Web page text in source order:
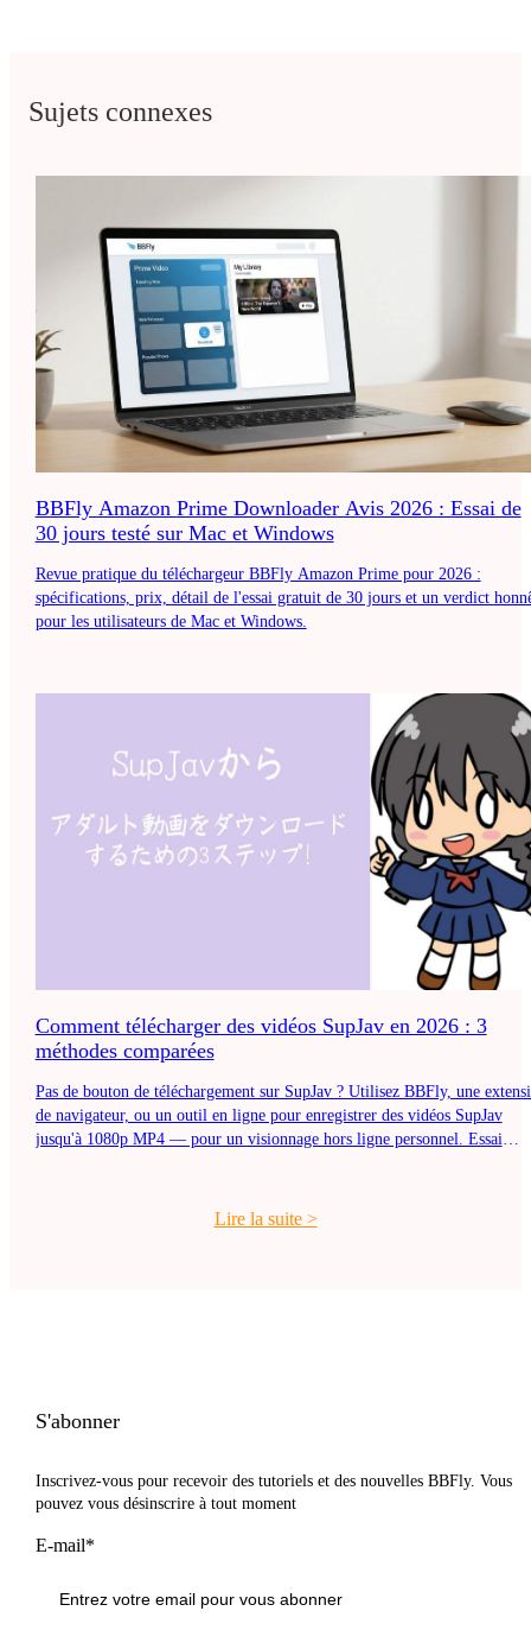
Sujets connexes
BBFly Amazon Prime Downloader Avis 2026 : Essai de
30 jours testé sur Mac et Windows
Revue pratique du téléchargeur BBFly Amazon Prime pour 2026 :
spécifications, prix, détail de l'essai gratuit de 30 jours et un verdict
pour les utilisateurs de Mac et Windows.
Comment télécharger des vidéos SupJav en 2026 : 3
méthodes comparées
Pas de bouton de téléchargement sur SupJav ? Utilisez BBFly, une
de navigateur, ou un outil en ligne pour enregistrer des vidéos SupJav
jusqu'à 1080p MP4 — pour un visionnage hors ligne personnel. Essai
Lire la suite>
S'abonner
Inscrivez-vous pour recevoir des tutoriels et des nouvelles BBFly. Vous
pouvez vous désinscrire à tout moment
E-mail*